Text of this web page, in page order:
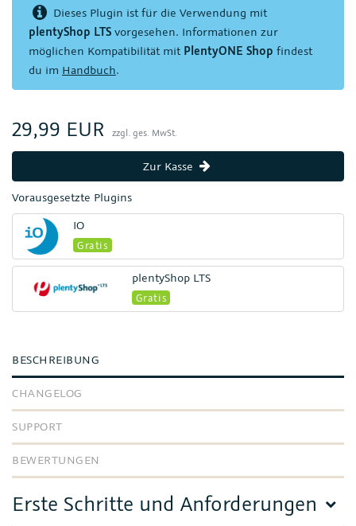
Dieses Plugin ist für die Verwendung mit
plentyShop LTS vorgesehen. Informationen zur
möglichen Kompatibilität mit PlentyONE Shop findest
du im Handbuch.
29,99 EUR zzgl. ges. MwSt.
Zur Kasse
Vorausgesetzte Plugins
IO
Gratis
plentyShop LTS
Gratis
BESCHREIBUNG
CHANGELOG
SUPPORT
BEWERTUNGEN
Erste Schritte und Anforderungen